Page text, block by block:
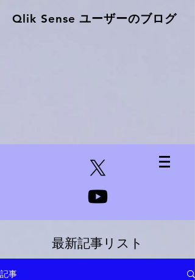
Qlik Sense ​ユーザーのブログ
最新記事リスト
記事